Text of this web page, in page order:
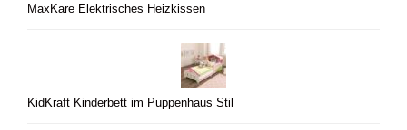
MaxKare Elektrisches Heizkissen
KidKraft Kinderbett im Puppenhaus Stil